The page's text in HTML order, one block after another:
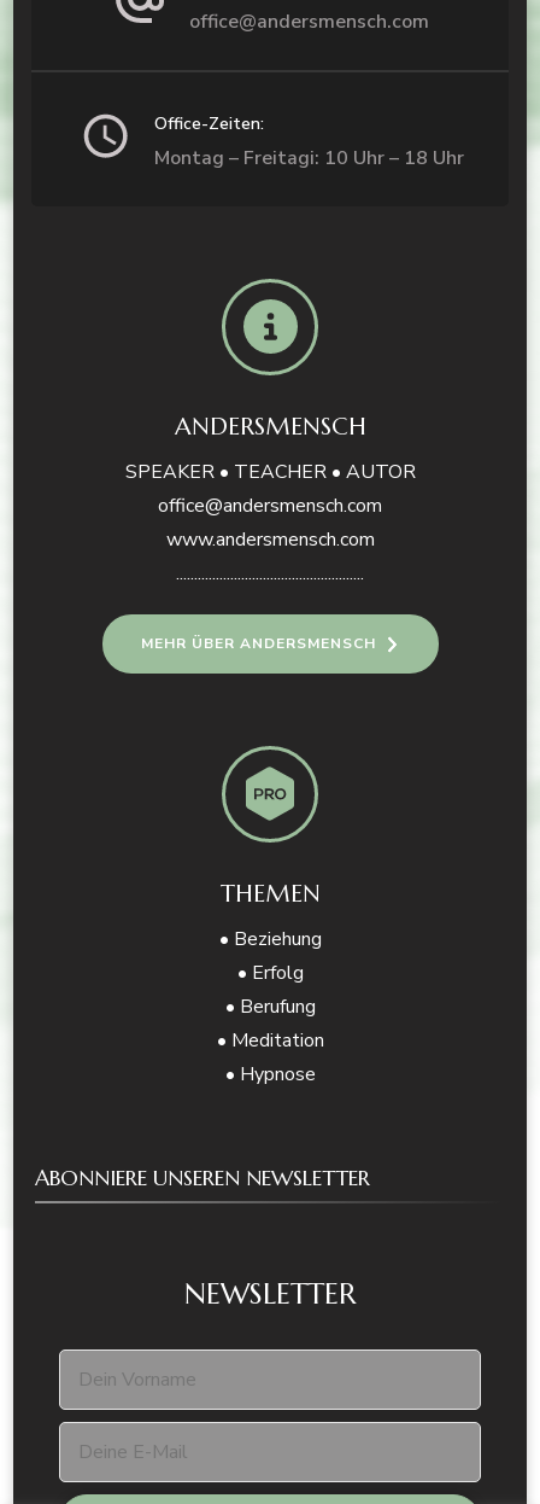
office@andersmensch.com
Office-Zeiten:
Montag – Freitagi: 10 Uhr – 18 Uhr
ANDERSMENSCH
SPEAKER • TEACHER • AUTOR
office@andersmensch.com
www.andersmensch.com
....................................................
MEHR ÜBER ANDERSMENSCH
THEMEN
• Beziehung
• Erfolg
• Berufung
• Meditation
• Hypnose
ABONNIERE UNSEREN NEWSLETTER
NEWSLETTER